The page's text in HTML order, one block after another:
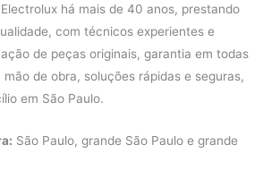
há mais de 40 anos, prestando
com técnicos experientes e
de peças originais, garantia em todas
de obra, soluções rápidas e seguras,
em São Paulo.
São Paulo, grande São Paulo e grande